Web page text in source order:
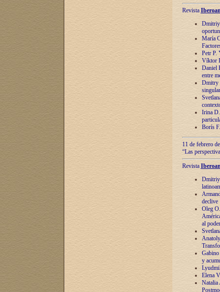
Revista
Dmitriy
María
Petr P.
Víktor
Daniel
entre
Dmitry
Irina
Borís
11 de febrero
“Las
Revista
Dmitriy
declive
Oleg
al poder
y
Elena
Natalia